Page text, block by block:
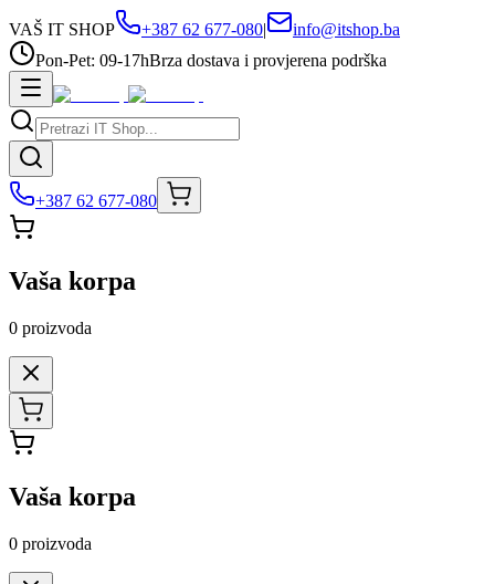
VAŠ IT SHOP +387 62 677-080|
info@itshop.ba
Pon-Pet: 09-17hBrza dostava i provjerena podrška
+387 62 677-080
Vaša korpa
0 proizvoda
Vaša korpa
0 proizvoda